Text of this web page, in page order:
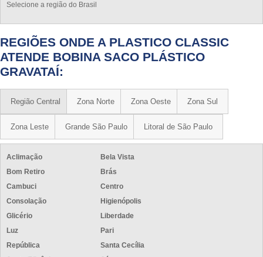
Selecione a região do Brasil
REGIÕES ONDE A PLASTICO CLASSIC
ATENDE BOBINA SACO PLÁSTICO
GRAVATAÍ:
Região Central Zona Norte Zona Oeste Zona Sul
Zona Leste Grande São Paulo Litoral de São Paulo
Aclimação
Bela Vista
Bom Retiro
Brás
Cambuci
Centro
Consolação
Higienópolis
Glicério
Liberdade
Luz
Pari
República
Santa Cecília